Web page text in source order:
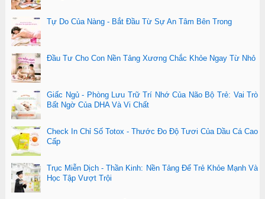
Tự Do Của Nàng - Bắt Đầu Từ Sự An Tâm Bên Trong
Đầu Tư Cho Con Nền Tảng Xương Chắc Khỏe Ngay Từ Nhỏ
Giấc Ngủ - Phòng Lưu Trữ Trí Nhớ Của Não Bộ Trẻ: Vai Trò
Bất Ngờ Của DHA Và Vi Chất
Check In Chỉ Số Totox - Thước Đo Độ Tươi Của Dầu Cá Cao
Cấp
Trục Miễn Dịch - Thần Kinh: Nền Tảng Để Trẻ Khỏe Mạnh Và
Học Tập Vượt Trội